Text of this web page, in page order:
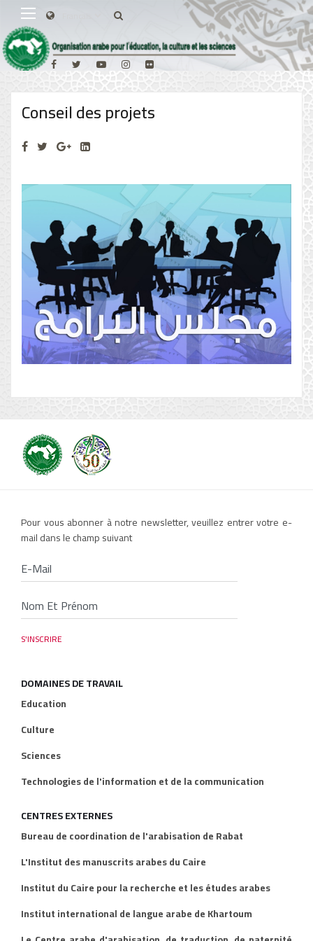
Conseil des projets
Pour vous abonner à notre newsletter, veuillez entrer votre e-
mail dans le champ suivant
DOMAINES DE TRAVAIL
Education
Culture
Sciences
Technologies de l'information et de la communication
CENTRES EXTERNES
Bureau de coordination de l'arabisation de Rabat
L'Institut des manuscrits arabes du Caire
Institut du Caire pour la recherche et les études arabes
Institut international de langue arabe de Khartoum